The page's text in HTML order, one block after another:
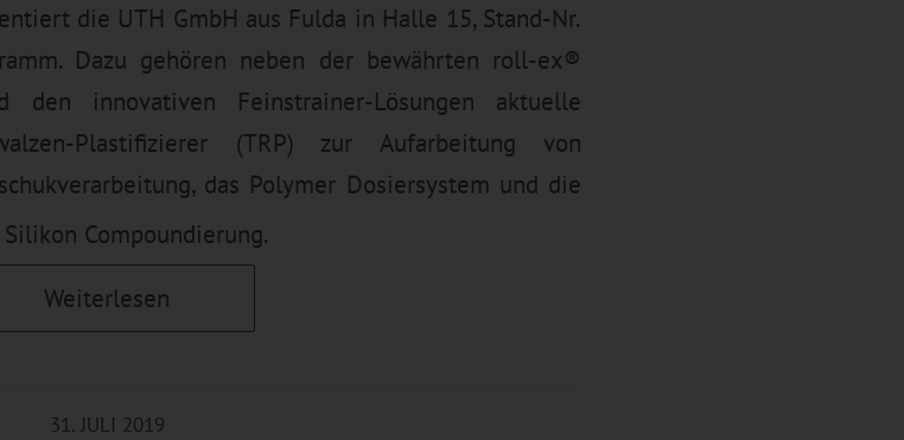
die UTH GmbH aus Fulda in Halle 15, Stand-Nr.
Dazu gehören neben der bewährten roll-ex®
den innovativen Feinstrainer-Lösungen aktuelle
Plastifizierer (TRP) zur Aufarbeitung von
das Polymer Dosiersystem und die
Compoundierung.
Weiterlesen
31. JULI 2019